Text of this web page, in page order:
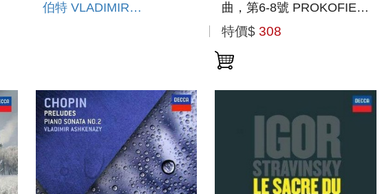
伯特 VLADIMIR
曲，第6-8號 PROKOFIEV:
PIANO SONATAS 6-8
特價$ 308